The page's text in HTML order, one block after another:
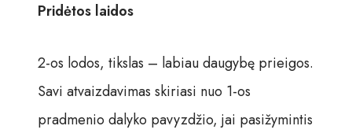
Pridėtos laidos
2-os lodos, tikslas – labiau daugybę prieigos.
Savi atvaizdavimas skiriasi nuo 1-os
pradmenio dalyko pavyzdžio, jai pasižymintis